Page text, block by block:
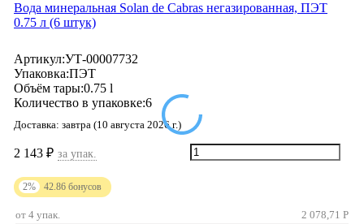
Вода минеральная Solan de Cabras негазированная, ПЭТ
0.75 л (6 штук)
Артикул:УТ-00007732
Упаковка:ПЭТ
Объём тары:0.75 l
Количество в упаковке:6
Доставка: завтра (10 августа 2026 г.)
2 143 ₽ за упак.
2% 42.86 бонусов
от 4 упак. 2 078,71 Р